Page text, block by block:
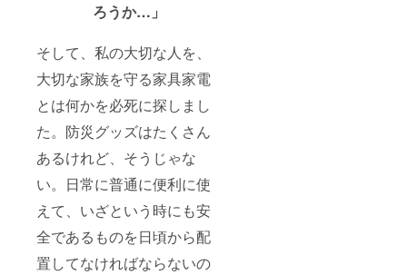
ろうか…」
そして、私の大切な人を、
大切な家族を守る家具家電
とは何かを必死に探しまし
た。防災グッズはたくさん
あるけれど、そうじゃな
い。日常に普通に便利に使
えて、いざという時にも安
全であるものを日頃から配
置してなければならないの